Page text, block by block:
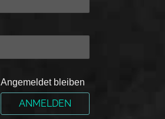
Angemeldet bleiben